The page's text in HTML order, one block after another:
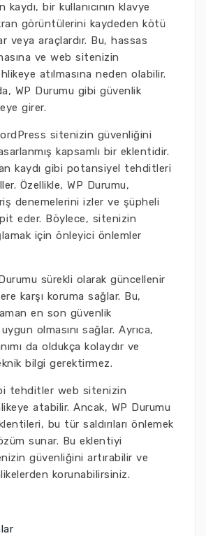
kaydı, bir kullanıcının klavye
görüntülerini kaydeden kötü
veya araçlardır. Bu, hassas
ve web sitenizin
atılmasına neden olabilir.
WP Durumu gibi güvenlik
girer.
sitenizin güvenliğini
kapsamlı bir eklentidir.
kaydı gibi potansiyel tehditleri
Özellikle, WP Durumu,
denemelerini izler ve şüpheli
eder. Böylece, sitenizin
için önleyici önlemler
sürekli olarak güncellenir
karşı koruma sağlar. Bu,
en son güvenlik
olmasını sağlar. Ayrıca,
da oldukça kolaydır ve
bilgi gerektirmez.
tehditler web sitenizin
atabilir. Ancak, WP Durumu
bu tür saldırıları önlemek
sunar. Bu eklentiyi
güvenliğini artırabilir ve
korunabilirsiniz.